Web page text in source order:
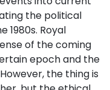
the political
1980s. Royal
of the coming
epoch and the
the thing is